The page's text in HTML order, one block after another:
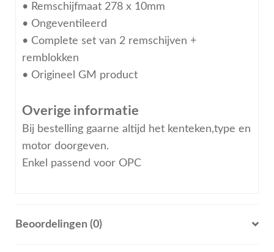
• Remschijfmaat 278 x 10mm
• Ongeventileerd
• Complete set van 2 remschijven +
remblokken
• Origineel GM product
Overige informatie
Bij bestelling gaarne altijd het kenteken,type en
motor doorgeven.
Enkel passend voor OPC
Beoordelingen (0)